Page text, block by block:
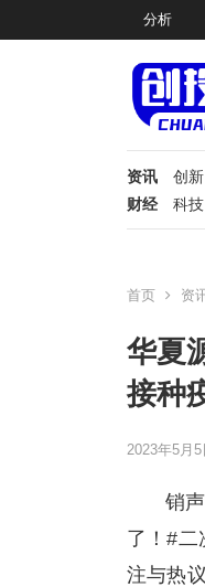
分析
资讯 创新
财经
科技
首页 资
华夏
接种
2023年5月
销
了！#二
注与热议